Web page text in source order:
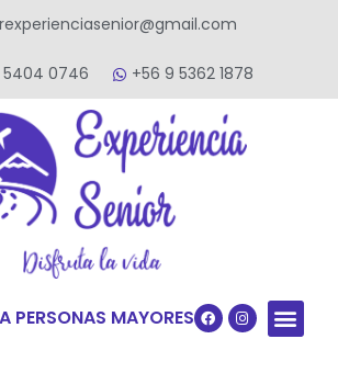
5404 0746 +56 9 5362 1878
PERSONAS MAYORES